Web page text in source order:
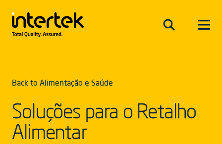
Back to Alimentação e Saúde
Soluções para o Retalho
Alimentar